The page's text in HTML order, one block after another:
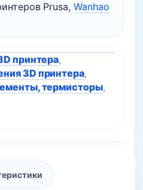
Prusa,Wanhao
принтера,
3D принтера,
термисторы,